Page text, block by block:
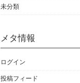
未分類
メタ情報
ログイン
投稿フィード